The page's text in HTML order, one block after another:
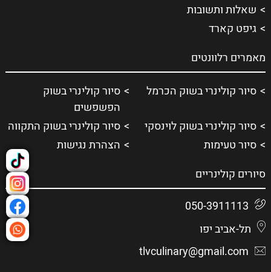
שאלות ותשובות
גיפט קארד
מאמרים רלוונטים
סיור קולינרי בשוק הכרמל
סיור קולינרי בשוק
הפשפשים
סיור קולינרי בשוק לוינסקי
סיור קולינרי בשוק התקווה
סיור טעימות
הצהרת נגישות
סיורים קולינריים
050-3911113
תל-אביב יפו
tlvculinary@gmail.com